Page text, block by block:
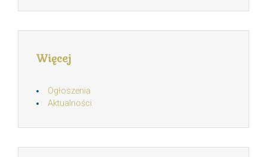
Więcej
Ogłoszenia
Aktualności